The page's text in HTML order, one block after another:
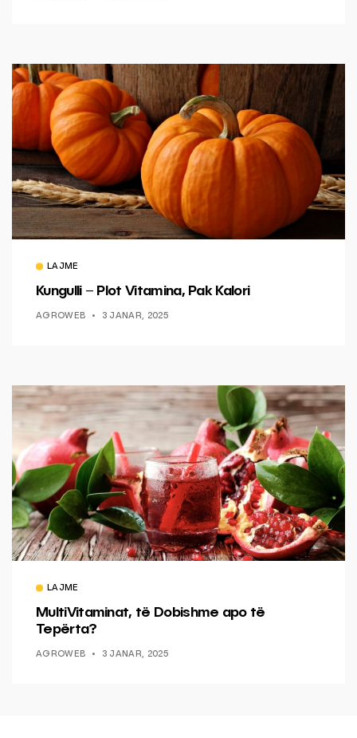
LAJME
Kungulli – Plot Vitamina, Pak Kalori
AGROWEB 3 JANAR, 2025
LAJME
MultiVitaminat, të Dobishme apo të
Tepërta?
AGROWEB 3 JANAR, 2025